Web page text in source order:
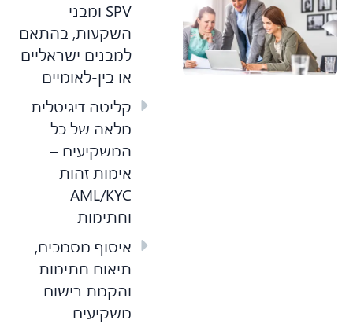
SPV ומבני
השקעות, בהתאם
למבנים ישראליים
או בין-לאומיים
קליטה דיגיטלית
מלאה של כל
המשקיעים –
אימות זהות
AML/KYC
וחתימות
איסוף מסמכים,
תיאום חתימות
והקמת רישום
משקיעים